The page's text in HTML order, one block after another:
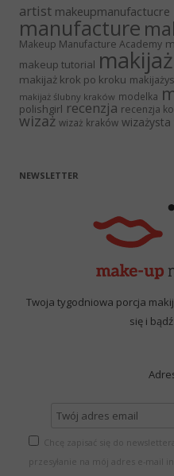
artist makeupmanufactucre
manufacture
Makeup Manufacture Academy
makeup tutorial makijaż
makijaż krok po kroku
makijaż ślubny kraków modelka
polishgirl recenzja recenzja
wizaż wizaż kraków wizażysta
NEWSLETTER
Twoja tygodniowa porcja
się i
Chcę zapisać się do
przesyłanie na mój adres e-mail